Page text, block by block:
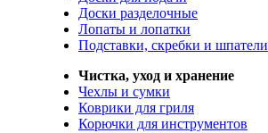
Доски разделочные
Лопаты и лопатки
Подставки, скребки и шпатели
Чистка, уход и хранение
Чехлы и сумки
Коврики для гриля
Корючки для инструментов